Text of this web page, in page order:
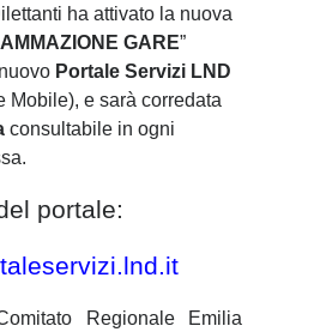
ha attivato la nuova
GARE”
Portale Servizi LND
Mobile), e sarà corredata
consultabile in ogni
portale:
Regionale Emilia